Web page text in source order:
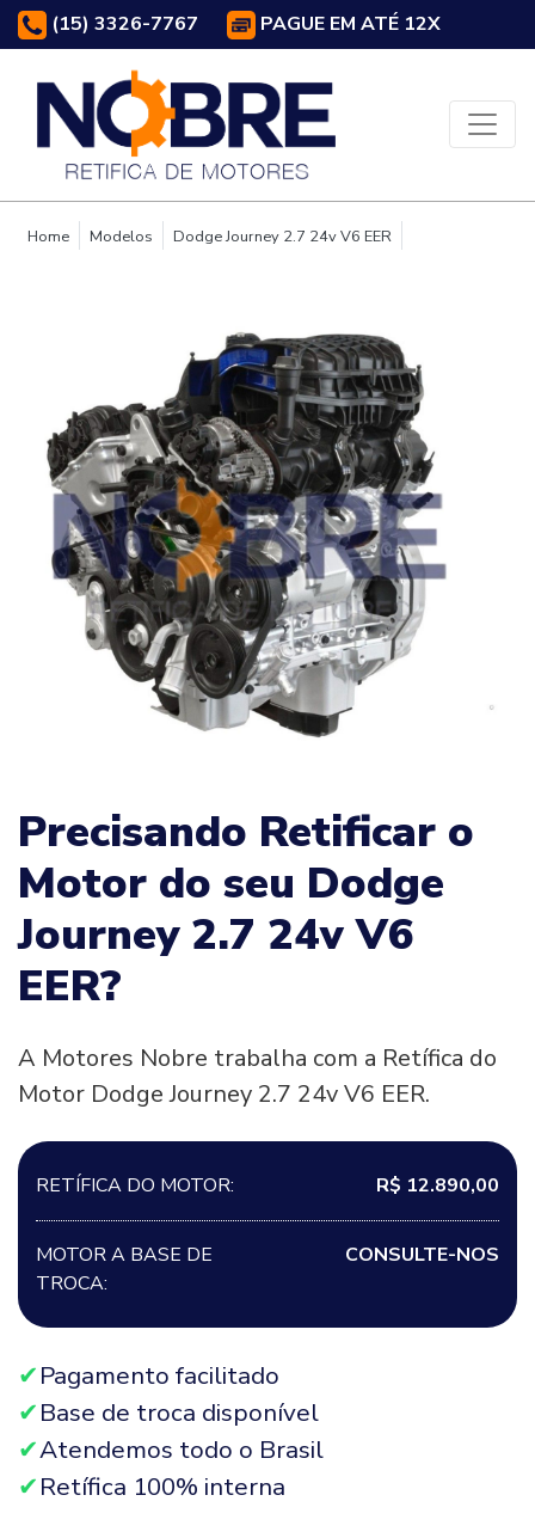
(15) 3326-7767 PAGUE EM ATÉ 12X
Home Modelos Dodge Journey 2.7 24v V6 EER
Precisando Retificar o
Motor do seu Dodge
Journey 2.7 24v V6
EER?
A Motores Nobre trabalha com a Retífica do
Motor Dodge Journey 2.7 24v V6 EER.
RETÍFICA DO MOTOR: R$ 12.890,00
MOTOR A BASE DE
TROCA:
CONSULTE-NOS
Pagamento facilitado
Base de troca disponível
Atendemos todo o Brasil
Retífica 100% interna